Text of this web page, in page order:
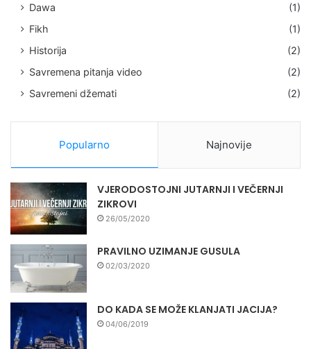
Dawa
(1)
Fikh
(1)
Historija
(2)
Savremena pitanja video
(2)
Savremeni džemati
(2)
Popularno Najnovije
VJERODOSTOJNI JUTARNJI I VEČERNJI
ZIKROVI
26/05/2020
PRAVILNO UZIMANJE GUSULA
02/03/2020
DO KADA SE MOŽE KLANJATI JACIJA?
04/06/2019